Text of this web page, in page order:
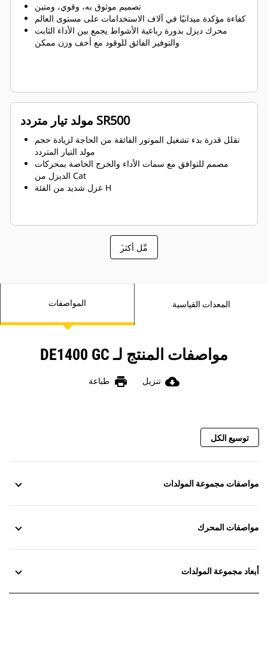
تصميم موثوق به، وقوي، ومتين
كفاءة مؤكدة ميدانيًا في آلاف الاستخدامات على مستوى العالم
محرك ديزل بدورة رباعية الأشواط يجمع بين الأداء الثابت
والتوفير الفائق للوقود مع أخف وزن ممكن
مولد تيار متردد SR500
تقلل قدرة بدء تشغيل الموتور الفائقة من الحاجة لزيادة حجم
مولد التيار المتردد
مصمم للتوافق مع سمات الأداء والخرج الخاصة بمحركات
الديزل من Cat
عزل شديد من الفئة H
َمِّل أكثر
المواصفات المعدات القياسية
مواصفات المنتج لـ DE1400 GC
cloud_download تنزيل print طباعة
توسيع الكل
مواصفات مجموعة المولدات
مواصفات المحرك
أبعاد مجموعة المولدات